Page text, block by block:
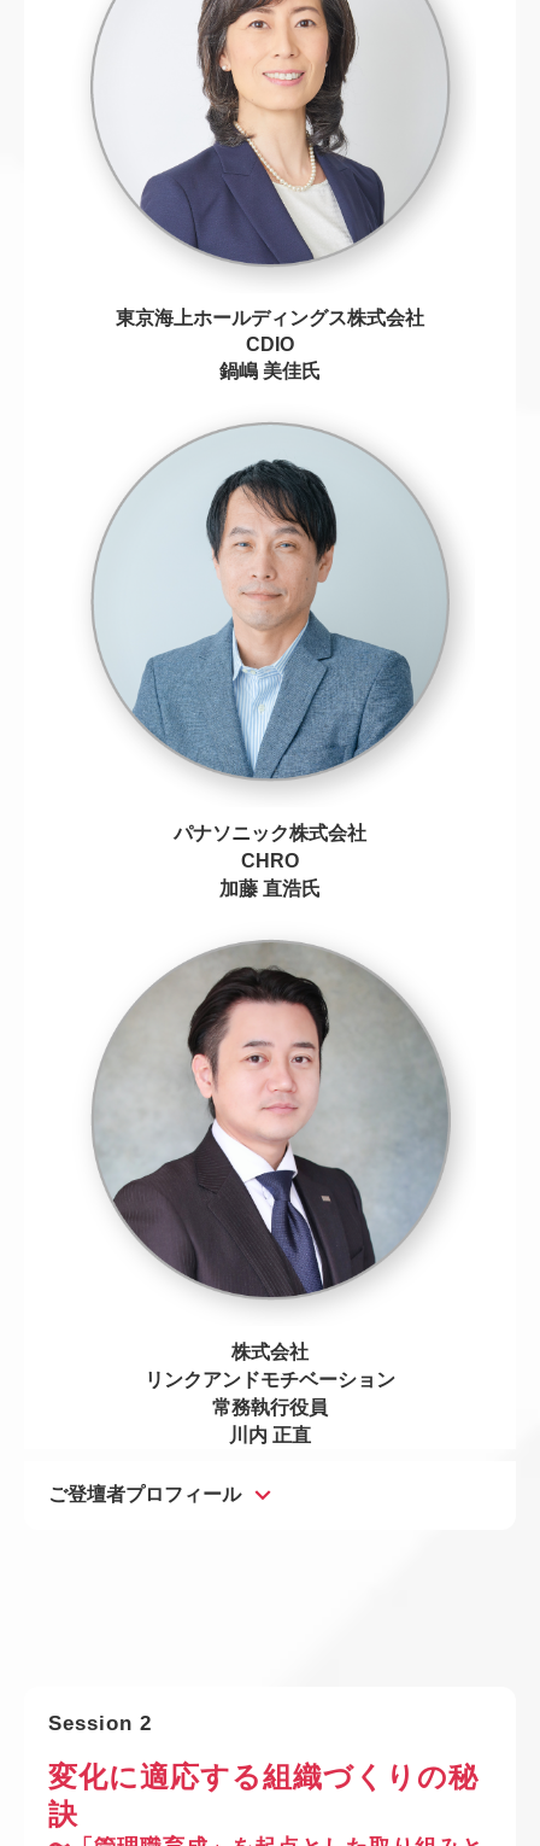
東京海上ホールディングス株式会社
CDIO
鍋嶋 美佳氏
パナソニック株式会社
CHRO
加藤 直浩氏
株式会社
リンクアンドモチベーション
常務執行役員
川内 正直
ご登壇者プロフィール
Session 2
変化に適応する組織づくりの秘
訣